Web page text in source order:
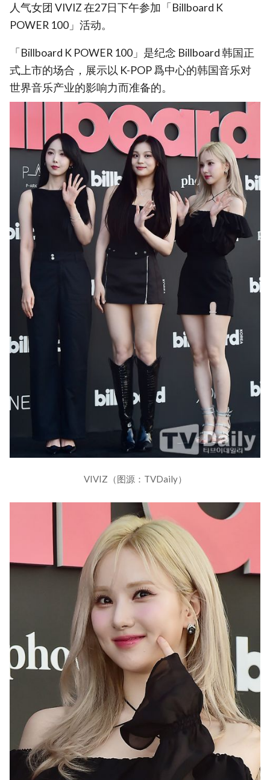
人气女团 VIVIZ 在27日下午参加「Billboard K
POWER 100」活动。
「Billboard K POWER 100」是纪念 Billboard 韩国正
式上市的场合，展示以 K-POP 爲中心的韩国音乐对
世界音乐产业的影响力而准备的。
VIVIZ（图源：TVDaily）